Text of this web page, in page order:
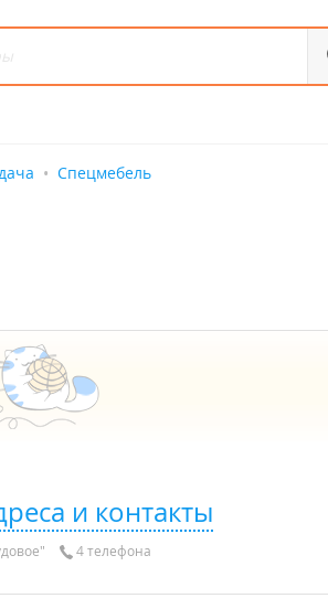
Спецмебель
и контакты
4 телефона